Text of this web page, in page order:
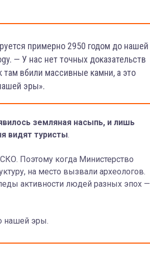
примерно 2950 годом до нашей
— У нас нет точных доказательств
там вбили массивные камни, а это
эры».
земляная насыпь, и лишь
видят туристы.
Поэтому когда Министерство
на место вызвали археологов.
активности людей разных эпох
нашей эры.